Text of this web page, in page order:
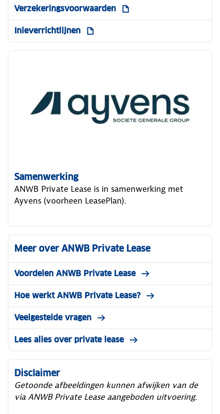
Verzekeringsvoorwaarden
Inleverrichtlijnen
Samenwerking
ANWB Private Lease is in samenwerking met
Ayvens (voorheen LeasePlan).
Meer over ANWB Private Lease
Voordelen ANWB Private Lease
Hoe werkt ANWB Private Lease?
Veelgestelde vragen
Lees alles over private lease
Disclaimer
Getoonde afbeeldingen kunnen afwijken van de
via ANWB Private Lease aangeboden uitvoering.